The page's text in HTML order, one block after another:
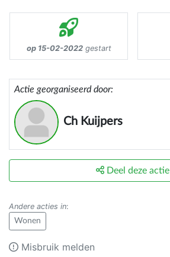
op 15-02-2022gestart
Actie georganiseerd door:
Ch Kuijpers
Deel deze actie
Andere acties in:
Wonen
Misbruik melden